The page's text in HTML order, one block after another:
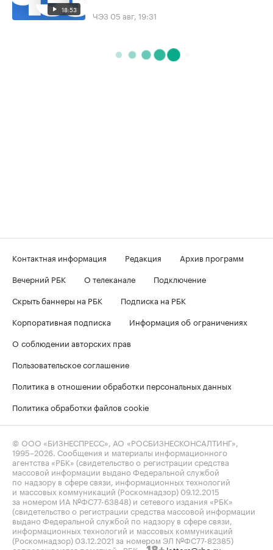
18:53 ЧЭЗ 05 авг, 19:31
Контактная информация Редакция
Архив программ
Вечерний РБК
О телеканале
Подключение
Скрыть баннеры на РБК
Подписка на РБК
Корпоративная подписка
Информация об ограничениях
О соблюдении авторских прав
Пользовательское соглашение
Политика в отношении обработки персональных данных
Политика обработки файлов cookie
© ООО «БИЗНЕСПРЕСС», АО «РОСБИЗНЕСКОНСАЛТИНГ»,
1995–2026 . Сообщения и материалы информационного
агентства «РБК» (свидетельство о регистрации средства
массовой информации выдано Федеральной службой
по надзору в сфере связи, информационных технологий
и массовых коммуникаций (Роскомнадзор) 09.12.2015
за номером ИА №ФС77-63848) и сетевого издания «РБК»
(свидетельство о регистрации средства массовой информации
выдано Федеральной службой по надзору в сфере связи,
информационных технологий и массовых коммуникаций
(Роскомнадзор) 03.12.2021 за номером ЭЛ №ФС77-82385)